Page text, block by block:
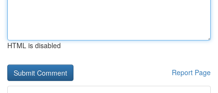
HTML is disabled
Report Page